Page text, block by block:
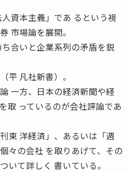
資本主義」であ るという視
市場論を展開。
合いと企業系列の矛盾を鋭
平 凡社新書）。
一方、日本の経済新聞や経
取 っているのが会社評論であ
東 洋経済」、あるいは「週
々の会社 を取りあげて、その
いて詳しく 書いている。